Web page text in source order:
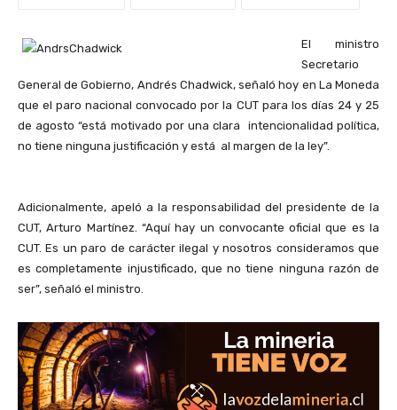
El ministro
Secretario
General de Gobierno, Andrés Chadwick, señaló hoy en La Moneda
que el paro nacional convocado por la CUT para los días 24 y 25
de agosto “está motivado por una clara intencionalidad política,
no tiene ninguna justificación y está al margen de la ley”.
Adicionalmente, apeló a la responsabilidad del presidente de la
CUT, Arturo Martínez. “Aquí hay un convocante oficial que es la
CUT. Es un paro de carácter ilegal y nosotros consideramos que
es completamente injustificado, que no tiene ninguna razón de
ser”, señaló el ministro.